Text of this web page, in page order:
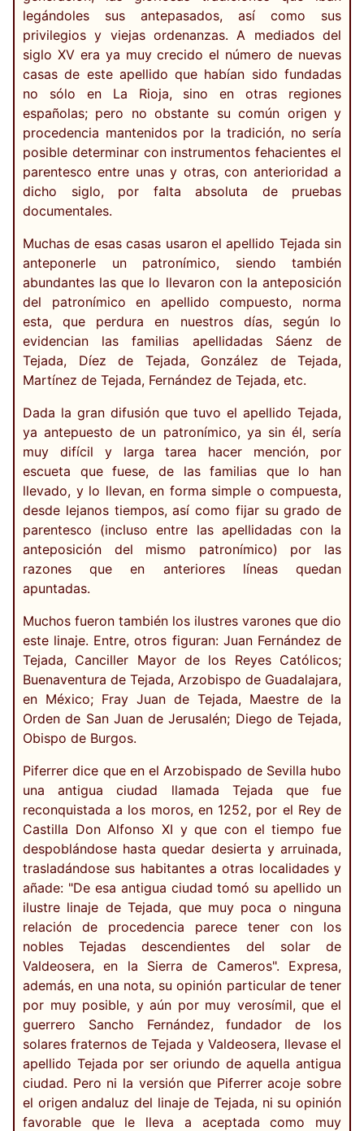
legándoles sus antepasados, así como sus
privilegios y viejas ordenanzas. A mediados del
siglo XV era ya muy crecido el número de nuevas
casas de este apellido que habían sido fundadas
no sólo en La Rioja, sino en otras regiones
españolas; pero no obstante su común origen y
procedencia mantenidos por la tradición, no sería
posible determinar con instrumentos fehacientes el
parentesco entre unas y otras, con anterioridad a
dicho siglo, por falta absoluta de pruebas
documentales.
Muchas de esas casas usaron el apellido Tejada sin
anteponerle un patronímico, siendo también
abundantes las que lo llevaron con la anteposición
del patronímico en apellido compuesto, norma
esta, que perdura en nuestros días, según lo
evidencian las familias apellidadas Sáenz de
Tejada, Díez de Tejada, González de Tejada,
Martínez de Tejada, Fernández de Tejada, etc.
Dada la gran difusión que tuvo el apellido Tejada,
ya antepuesto de un patronímico, ya sin él, sería
muy difícil y larga tarea hacer mención, por
escueta que fuese, de las familias que lo han
llevado, y lo llevan, en forma simple o compuesta,
desde lejanos tiempos, así como fijar su grado de
parentesco (incluso entre las apellidadas con la
anteposición del mismo patronímico) por las
razones que en anteriores líneas quedan
apuntadas.
Muchos fueron también los ilustres varones que dio
este linaje. Entre, otros figuran: Juan Fernández de
Tejada, Canciller Mayor de los Reyes Católicos;
Buenaventura de Tejada, Arzobispo de Guadalajara,
en México; Fray Juan de Tejada, Maestre de la
Orden de San Juan de Jerusalén; Diego de Tejada,
Obispo de Burgos.
Piferrer dice que en el Arzobispado de Sevilla hubo
una antigua ciudad llamada Tejada que fue
reconquistada a los moros, en 1252, por el Rey de
Castilla Don Alfonso XI y que con el tiempo fue
despoblándose hasta quedar desierta y arruinada,
trasladándose sus habitantes a otras localidades y
añade: "De esa antigua ciudad tomó su apellido un
ilustre linaje de Tejada, que muy poca o ninguna
relación de procedencia parece tener con los
nobles Tejadas descendientes del solar de
Valdeosera, en la Sierra de Cameros". Expresa,
además, en una nota, su opinión particular de tener
por muy posible, y aún por muy verosímil, que el
guerrero Sancho Fernández, fundador de los
solares fraternos de Tejada y Valdeosera, llevase el
apellido Tejada por ser oriundo de aquella antigua
ciudad. Pero ni la versión que Piferrer acoje sobre
el origen andaluz del linaje de Tejada, ni su opinión
favorable que le lleva a aceptada como muy